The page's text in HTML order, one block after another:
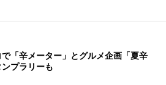
「辛メーター」とグルメ企画「夏辛
プラリーも